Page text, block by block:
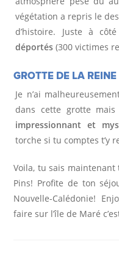
végétation a repris le
d’histoire. Juste à
déportés (300 victimes
GROTTE DE LA
Je n’ai
dans cette grotte
impressionnant et
torche si tu comptes t’y
Voila, tu sais maintenant
Pins! Profite de ton
Nouvelle-Calédonie!
faire sur l’île de Maré